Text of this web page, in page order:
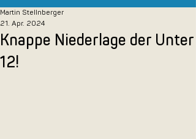
Knappe Niederlage der Unter
12!
Martin Stellnberger
21. Apr. 2024